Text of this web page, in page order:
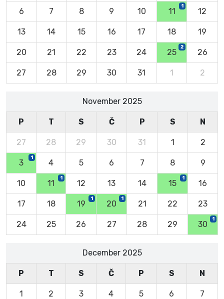
6 7 8 9 10 11
1
12
13 14 15 16 17 18 19
20 21 22 23 24 25
2
26
27 28 29 30 31 1 2
November 2025
P T S Č P S N
27 28 29 30 31 1 2
3
1
4 5 6 7 8 9
10 11
1
12 13 14 15
1
16
17 18 19
1
20
1
21 22 23
24 25 26 27 28 29 30
1
December 2025
P T S Č P S N
1 2 3 4 5 6 7